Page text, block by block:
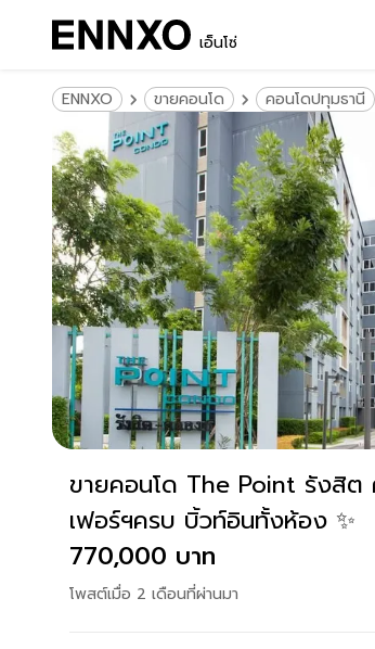
เอ็นโซ่
ENNXO ขายคอนโด คอนโดปทุมธานี
ขายคอนโด The Point รังสิต คลอง
เฟอร์ฯครบ บิ้วท์อินทั้งห้อง ✨
770,000 บาท
โพสต์เมื่อ 2 เดือนที่ผ่านมา